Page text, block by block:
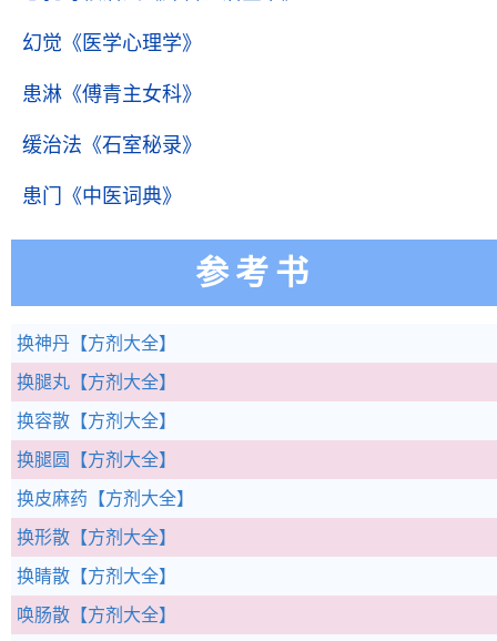
幻觉 《医学心理学》
患淋 《傅青主女科》
缓治法 《石室秘录》
患门 《中医词典》
参考书
换神丹 【方剂大全】
换腿丸 【方剂大全】
换容散 【方剂大全】
换腿圆 【方剂大全】
换皮麻药 【方剂大全】
换形散 【方剂大全】
换睛散 【方剂大全】
唤肠散 【方剂大全】